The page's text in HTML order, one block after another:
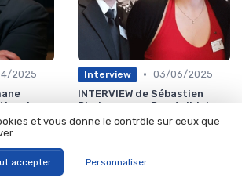
2025
des
en
Interview • 03/06/2025
INTERVIEW de Sébastien
Biedermann - Prestalidaire
remet l'outil numérique au
service des entreprises afin
et vous donne le contrôle sur ceux que
accepter Personnaliser